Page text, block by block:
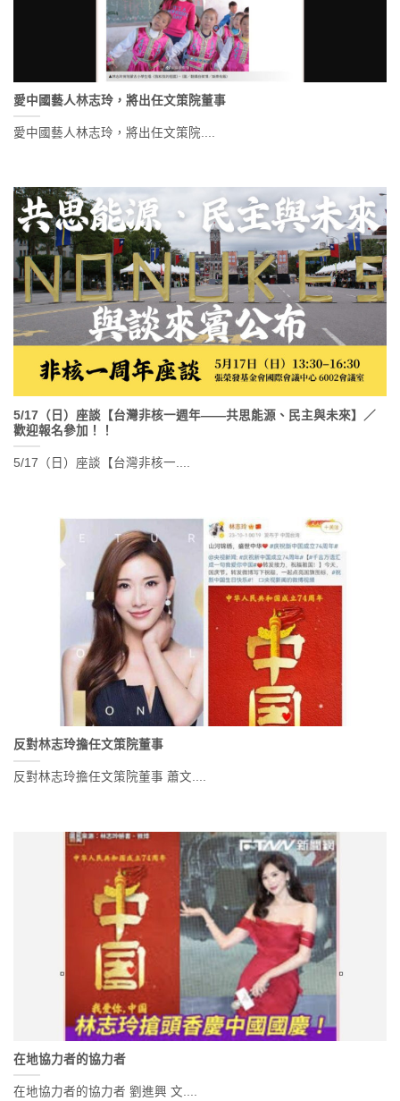
愛中國藝人林志玲，將出任文策院董事
愛中國藝人林志玲，將出任文策院....
5/17（日）座談【台灣非核一週年——共思能源、民主與未來】／
歡迎報名參加！！
5/17（日）座談【台灣非核一....
反對林志玲擔任文策院董事
反對林志玲擔任文策院董事 蕭文....
在地協力者的協力者
在地協力者的協力者 劉進興 文....